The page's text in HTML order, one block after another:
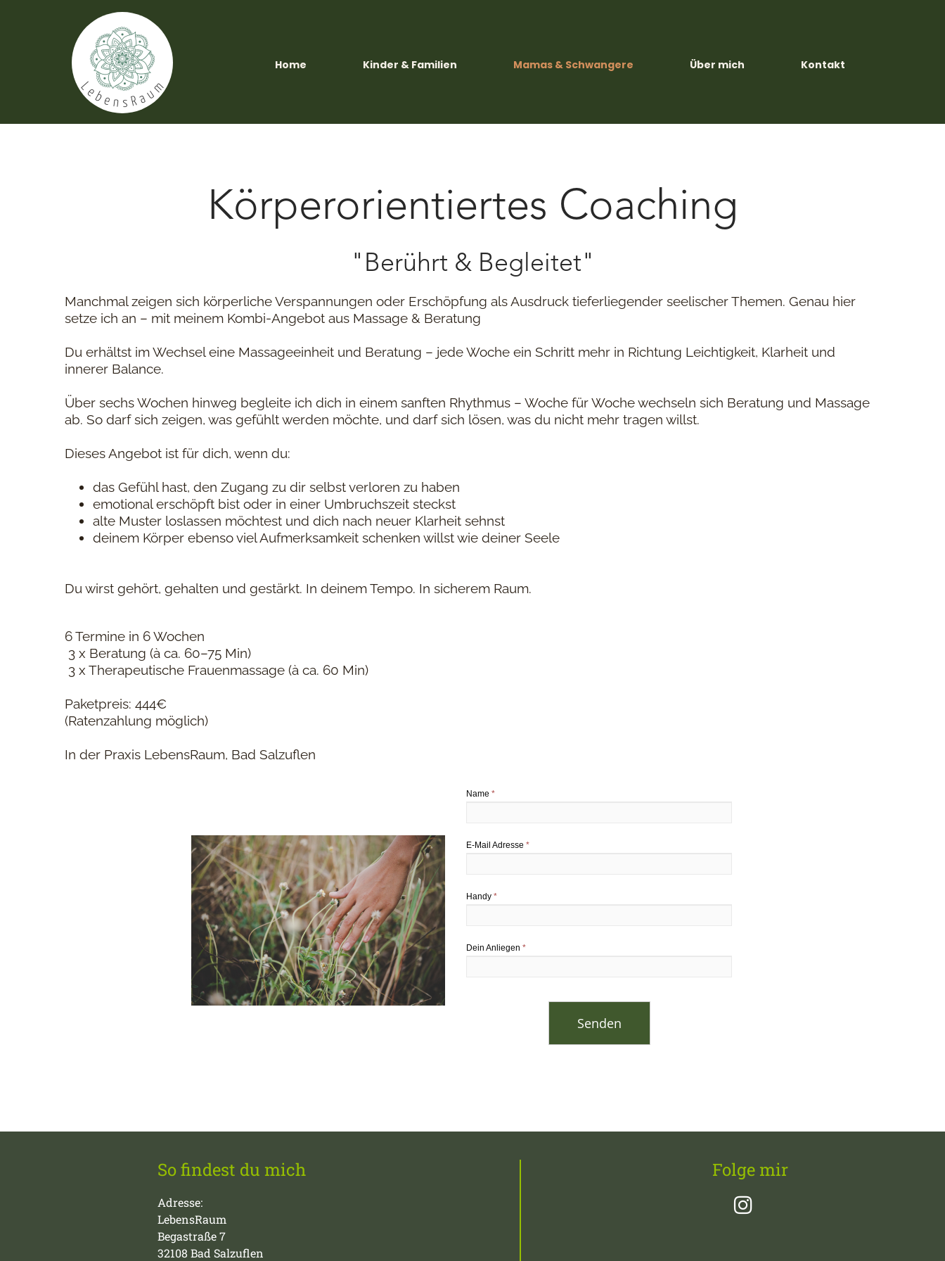
Home Kinder & Familien Mamas & Schwangere Über mich Kontakt
Körperorientiertes Coaching
"Berührt & Begleitet"
Manchmal zeigen sich körperliche Verspannungen oder Erschöpfung als Ausdruck tieferliegender seelischer Themen. Genau hier
setze ich an – mit meinem Kombi-Angebot aus Massage & Beratung
Du erhältst im Wechsel eine Massageeinheit und Beratung – jede Woche ein Schritt mehr in Richtung Leichtigkeit, Klarheit und
innerer Balance.
Über sechs Wochen hinweg begleite ich dich in einem sanften Rhythmus – Woche für Woche wechseln sich Beratung und Massage
ab. So darf sich zeigen, was gefühlt werden möchte, und darf sich lösen, was du nicht mehr tragen willst.
Dieses Angebot ist für dich, wenn du:
das Gefühl hast, den Zugang zu dir selbst verloren zu haben
emotional erschöpft bist oder in einer Umbruchszeit steckst
alte Muster loslassen möchtest und dich nach neuer Klarheit sehnst
deinem Körper ebenso viel Aufmerksamkeit schenken willst wie deiner Seele
Du wirst gehört, gehalten und gestärkt. In deinem Tempo. In sicherem Raum.
6 Termine in 6 Wochen
3 x Beratung (à ca. 60–75 Min)
3 x Therapeutische Frauenmassage (à ca. 60 Min)
Paketpreis: 444€
(Ratenzahlung möglich)
In der Praxis LebensRaum, Bad Salzuflen
Name *
E-Mail Adresse *
Handy *
Dein Anliegen *
Senden
So findest du mich
Adresse:
LebensRaum
Begastraße 7
32108 Bad Salzuflen
Folge mir
